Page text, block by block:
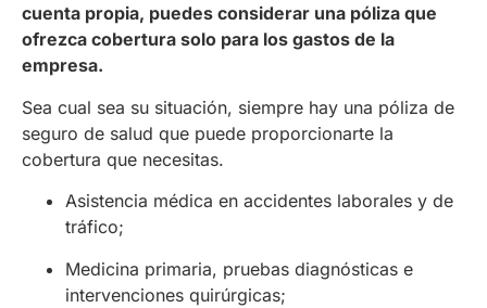
cuenta propia, puedes considerar una póliza que
ofrezca cobertura solo para los gastos de la
empresa.
Sea cual sea su situación, siempre hay una póliza de
seguro de salud que puede proporcionarte la
cobertura que necesitas.
Asistencia médica en accidentes laborales y de
tráfico;
Medicina primaria, pruebas diagnósticas e
intervenciones quirúrgicas;